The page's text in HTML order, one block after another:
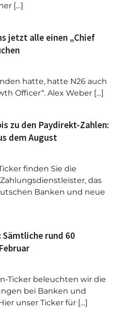
[…]
jetzt alle einen „Chief
hatte, hatte N26 auch
Officer“. Alex Weber […]
zu den Paydirekt-Zahlen:
dem August
finden Sie die
das
Banken und neue
Sämtliche rund 60
Ticker beleuchten wir die
bei Banken und
unser Ticker für […]